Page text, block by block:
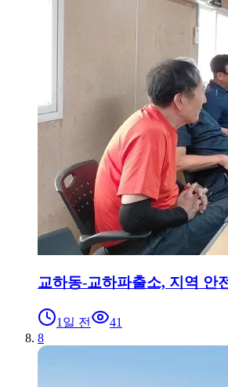
교하동-교하파출소, 지역 안
1일 전
41
8